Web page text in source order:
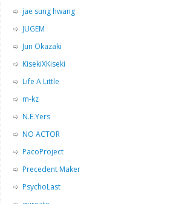
jae sung hwang
JUGEM
Jun Okazaki
KisekiXKiseki
Life A Little
m-kz
N.E.Yers
NO ACTOR
PacoProject
Precedent Maker
PsychoLast